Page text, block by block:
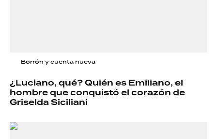
Borrón y cuenta nueva
¿Luciano, qué? Quién es Emiliano, el
hombre que conquistó el corazón de
Griselda Siciliani